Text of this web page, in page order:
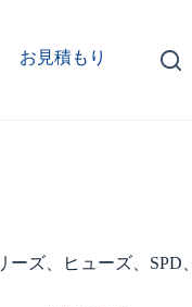
お見積もり
ズ、ヒューズ、SPD、